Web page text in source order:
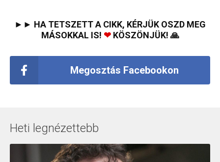
►► HA TETSZETT A CIKK, KÉRJÜK OSZD MEG
MÁSOKKAL IS! ❤KÖSZÖNJÜK! 🙏
Megosztás Facebookon
Heti legnézettebb